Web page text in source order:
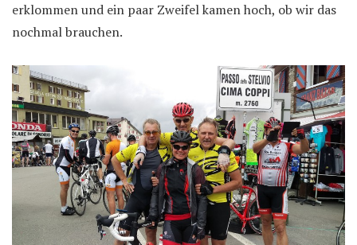
erklommen und ein paar Zweifel kamen hoch, ob wir das
nochmal brauchen.